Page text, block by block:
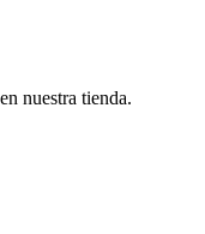
nuestra tienda.